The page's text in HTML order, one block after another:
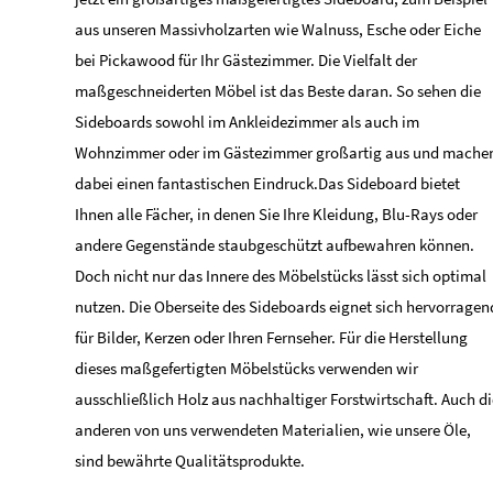
aus unseren Massivholzarten wie Walnuss, Esche oder Eiche
bei Pickawood für Ihr Gästezimmer. Die Vielfalt der
maßgeschneiderten Möbel ist das Beste daran. So sehen die
Sideboards sowohl im Ankleidezimmer als auch im
Wohnzimmer oder im Gästezimmer großartig aus und
dabei einen fantastischen Eindruck.Das Sideboard bietet
Ihnen alle Fächer, in denen Sie Ihre Kleidung, Blu-Rays oder
andere Gegenstände staubgeschützt aufbewahren können.
Doch nicht nur das Innere des Möbelstücks lässt sich optimal
nutzen. Die Oberseite des Sideboards eignet sich
für Bilder, Kerzen oder Ihren Fernseher. Für die Herstellung
dieses maßgefertigten Möbelstücks verwenden wir
ausschließlich Holz aus nachhaltiger Forstwirtschaft. Auch
anderen von uns verwendeten Materialien, wie unsere Öle,
sind bewährte Qualitätsprodukte.